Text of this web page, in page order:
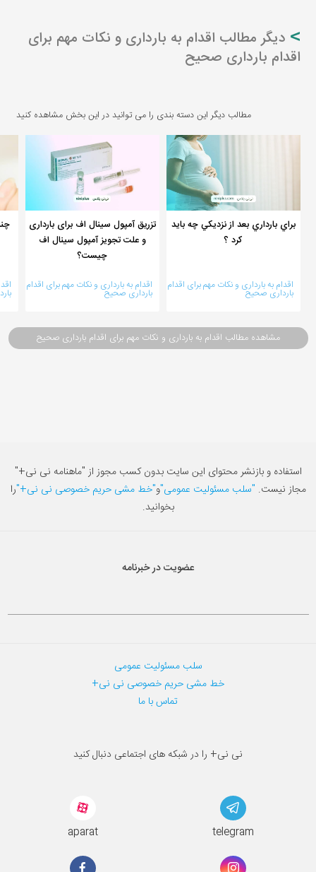
دیگر مطالب اقدام به بارداری و نکات مهم برای
اقدام بارداری صحیح
مطالب دیگر این دسته بندی را می توانید در این بخش مشاهده کنید
براي بارداري بعد از نزديكي چه بايد
كرد ؟
اقدام به بارداری و نکات مهم برای اقدام
بارداری صحیح
تزریق آمپول سینال اف برای بارداری
و علت تجویز آمپول سینال اف
چیست؟
اقدام به بارداری و نکات مهم برای اقدام
بارداری صحیح
مشاهده مطالب اقدام به بارداری و نکات مهم برای اقدام بارداری صحیح
استفاده و بازنشر محتوای این سایت بدون کسب مجوز از "ماهنامه نی نی+"
مجاز نیست. "سلب مسئولیت عمومی"و"خط مشی حریم خصوصی نی نی+"را
بخوانید.
عضویت در خبرنامه
سلب مسئولیت عمومی
خط مشی حریم خصوصی نی نی+
تماس با ما
نی نی+ را در شبکه های اجتماعی دنبال کنید
aparat telegram